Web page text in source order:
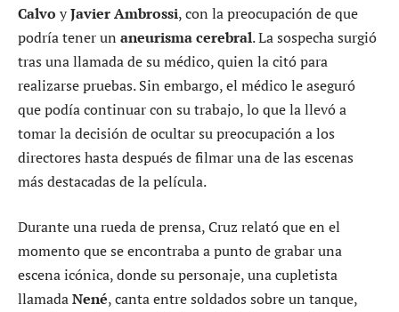
Calvo yJavier Ambrossi, con la preocupación de que
podría tener un aneurisma cerebral. La sospecha surgió
tras una llamada de su médico, quien la citó para
realizarse pruebas. Sin embargo, el médico le aseguró
que podía continuar con su trabajo, lo que la llevó a
tomar la decisión de ocultar su preocupación a los
directores hasta después de filmar una de las escenas
más destacadas de la película.
Durante una rueda de prensa, Cruz relató que en el
momento que se encontraba a punto de grabar una
escena icónica, donde su personaje, una cupletista
llamadaNené, canta entre soldados sobre un tanque,